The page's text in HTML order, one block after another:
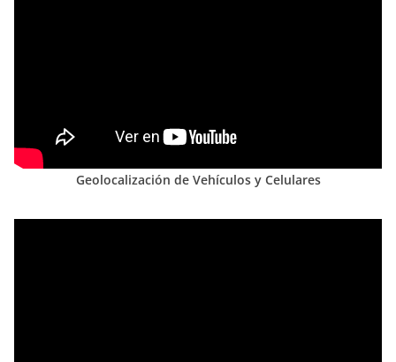
Geolocalización de Vehículos y Celulares